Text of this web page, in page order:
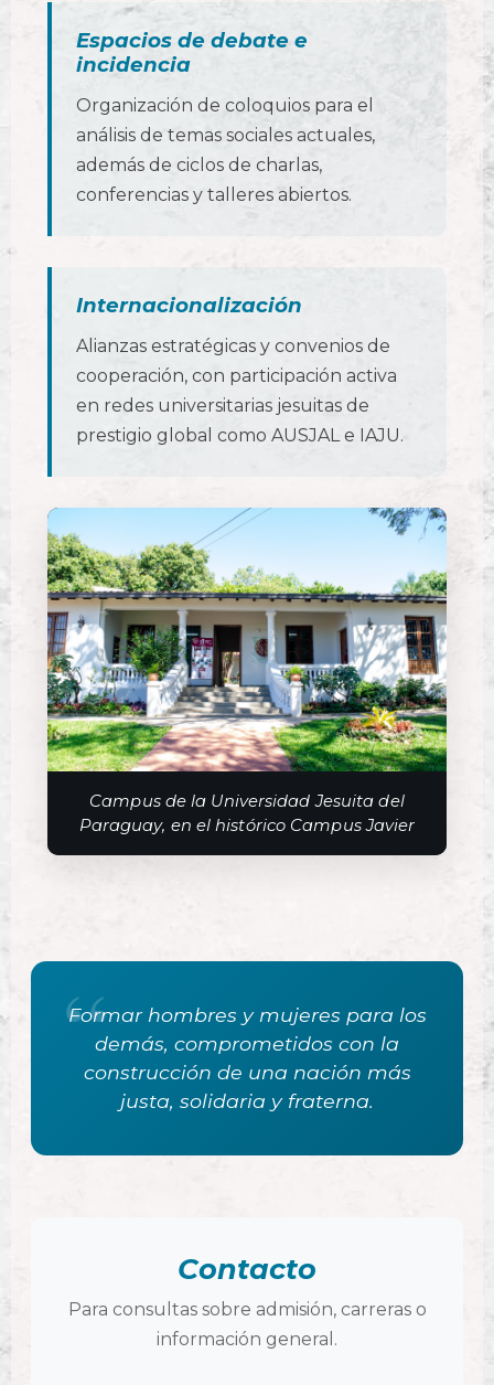
Espacios de debate e
incidencia
Organización de coloquios para el
análisis de temas sociales actuales,
además de ciclos de charlas,
conferencias y talleres abiertos.
Internacionalización
Alianzas estratégicas y convenios de
cooperación, con participación activa
en redes universitarias jesuitas de
prestigio global como AUSJAL e IAJU.
Campus de la Universidad Jesuita del
Paraguay, en el histórico Campus Javier
Formar hombres y mujeres para los
demás, comprometidos con la
construcción de una nación más
justa, solidaria y fraterna.
Contacto
Para consultas sobre admisión, carreras o
información general.